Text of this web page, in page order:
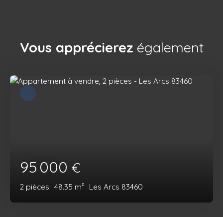
Vous apprécierez également
95 000 €
2 pièces 48.35 m² Les Arcs 83460